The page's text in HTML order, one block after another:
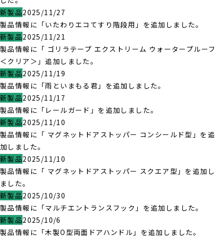
新製品2025/11/27
製品情報に「いたわりエコてすり階段用」を追加しました。
新製品2025/11/21
製品情報に「 ゴリラテープ エクストリーム ウォータープルーフ
＜クリア＞」追加しました。
新製品2025/11/19
製品情報に「雨といまもる君」を追加しました。
新製品2025/11/17
製品情報に「レールガード」を追加しました。
新製品2025/11/10
製品情報に「 マグネットドアストッパー コンシールド型」を追
加しました。
新製品2025/11/10
製品情報に「 マグネットドアストッパー スクエア型」を追加し
ました。
新製品2025/10/30
製品情報に「マルチエントランスフック」を追加しました。
新製品2025/10/6
製品情報に「木製O型両面ドアハンドル」を追加しました。